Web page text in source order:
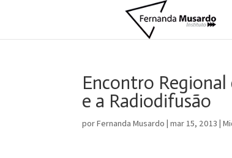
Encontro Regional
e a Radiodifusão
porFernanda Musardo |mar 15, 2013 |